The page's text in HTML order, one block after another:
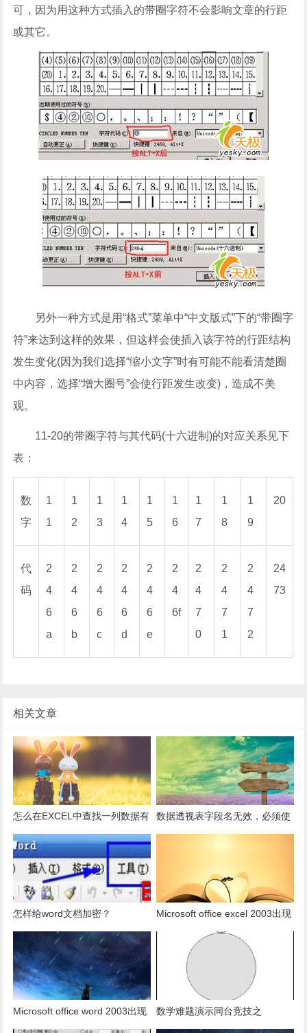
可，因为用这种方式插入的带圈字符不会影响文章的行距
或其它。
另外一种方式是用“格式”菜单中“中文版式”下的“带圈字
符”来达到这样的效果，但这样会使插入该字符的行距结构
发生变化(因为我们选择“缩小文字”时有可能不能看清楚圈
中内容，选择“增大圈号”会使行距发生改变)，造成不美
观。
11-20的带圈字符与其代码(十六进制)的对应关系见下
表：
数
字
1
1
1
2
1
3
1
4
1
5
1
6
1
7
1
8
1
9
20
代
码
2
4
6
a
2
4
6
b
2
4
6
c
2
4
6
d
2
4
6
e
2
4
6f
2
4
7
0
2
4
7
1
2
4
7
2
24
73
相关文章
怎么在EXCEL中查找一列数据有
多少是重复的？
数据透视表字段名无效，必须使
怎样给word文档加密？
Microsoft office excel 2003出现
发送错误报告怎么办？
Microsoft office word 2003出现
数学难题演示同台竞技之